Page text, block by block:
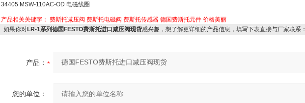
34405 MSW-110AC-OD 电磁线圈
产品相关关键字： 费斯托减压阀 费斯托电磁阀 费斯托传感器 德国费斯托元件 价格美丽
如果你对LR-1系列德国FESTO费斯托进口减压阀现货感兴趣，想了解更详细的产品信息，填写下表直接与厂家联系：
产品：
您的单位：